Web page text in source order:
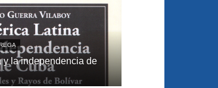
y la independencia de